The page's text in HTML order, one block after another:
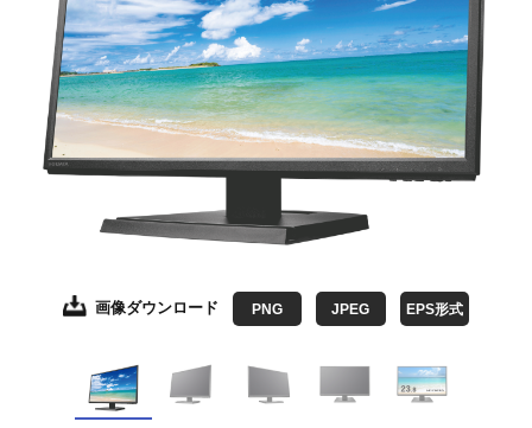
画像ダウンロード PNG JPEG EPS形式
画像ダウンロード EPS形式
画像ダウンロード EPS形式
画像ダウンロード EPS形式
画像ダウンロード EPS形式